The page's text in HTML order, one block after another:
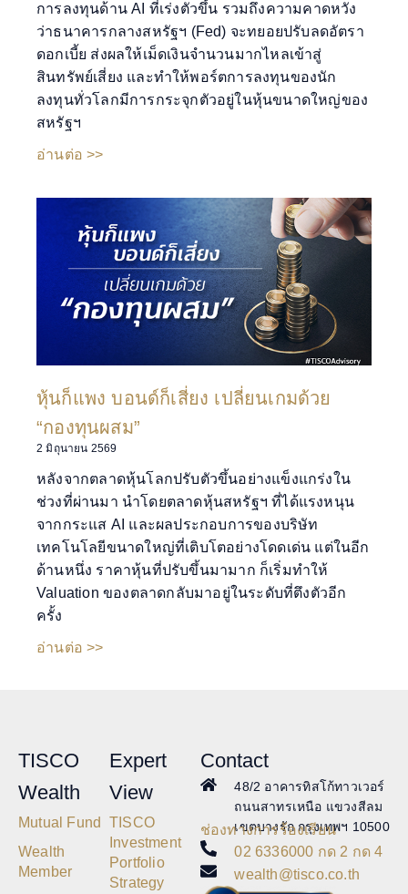
การลงทุนด้าน AI ที่เร่งตัวขึ้น รวมถึงความคาดหวัง
ว่าธนาคารกลางสหรัฐฯ (Fed) จะทยอยปรับลดอัตรา
ดอกเบี้ย ส่งผลให้เม็ดเงินจำนวนมากไหลเข้าสู่
สินทรัพย์เสี่ยง และทำให้พอร์ตการลงทุนของนัก
ลงทุนทั่วโลกมีการกระจุกตัวอยู่ในหุ้นขนาดใหญ่ของ
สหรัฐฯ
อ่านต่อ >>
หุ้นก็แพง บอนด์ก็เสี่ยง เปลี่ยนเกมด้วย
“กองทุนผสม”
2 มิถุนายน 2569
หลังจากตลาดหุ้นโลกปรับตัวขึ้นอย่างแข็งแกร่งใน
ช่วงที่ผ่านมา นำโดยตลาดหุ้นสหรัฐฯ ที่ได้แรงหนุน
จากกระแส AI และผลประกอบการของบริษัท
เทคโนโลยีขนาดใหญ่ที่เติบโตอย่างโดดเด่น แต่ในอีก
ด้านหนึ่ง ราคาหุ้นที่ปรับขึ้นมามาก ก็เริ่มทำให้
Valuation ของตลาดกลับมาอยู่ในระดับที่ตึงตัวอีก
ครั้ง
อ่านต่อ >>
TISCO
Wealth
Mutual Fund
Wealth
Member
Expert
View
TISCO
Investment
Portfolio
Strategy
Contact
48/2 อาคารทิสโก้ทาวเวอร์
ถนนสาทรเหนือ แขวงสีลม
เขตบางรัก กรุงเทพฯ 10500
ช่องทางการร้องเรียน
02 6336000 กด 2 กด 4
wealth@tisco.co.th